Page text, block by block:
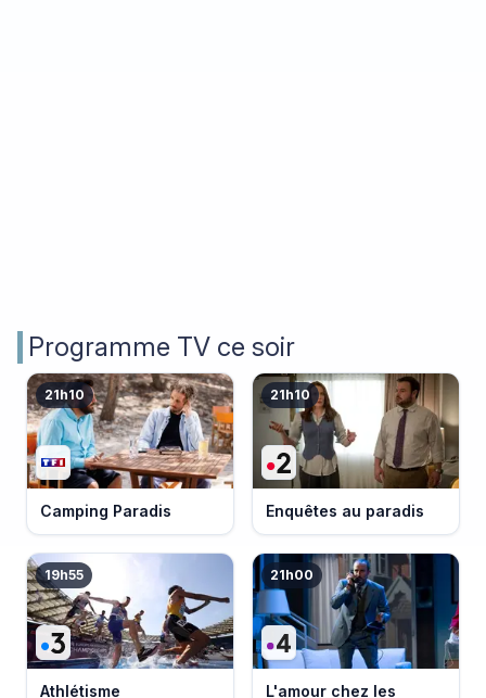
Programme TV ce soir
21h10
Camping Paradis
21h10
Enquêtes au paradis
19h55
Athlétisme
21h00
L'amour chez les